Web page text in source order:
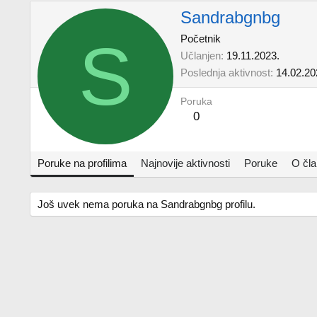
S
Sandrabgnbg
Početnik
Učlanjen 19.11.2023.
Poslednja aktivnost
Poruka
0
Poruke na profilima Najnovije aktivnosti Poruke O
Još uvek nema poruka na Sandrabgnbg profilu.